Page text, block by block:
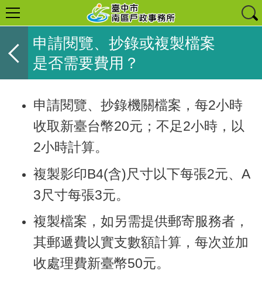
申請閱覽、抄錄或複製檔案
是否需要費用？
申請閱覽、抄錄機關檔案，每2小時
收取新臺台幣20元；不足2小時，以
2小時計算。
複製影印B4(含)尺寸以下每張2元、A
3尺寸每張3元。
複製檔案，如另需提供郵寄服務者，
其郵遞費以實支數額計算，每次並加
收處理費新臺幣50元。